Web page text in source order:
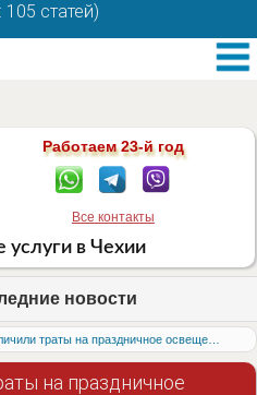
Работаем 23-й год
Все контакты
услуги в Чехии
новости
на праздничное
105 статей)